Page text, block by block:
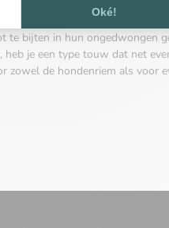
je eigen unieke hondenriem
te bijten in hun ongedwongen
je een type touw dat net
zowel de hondenriem als voor